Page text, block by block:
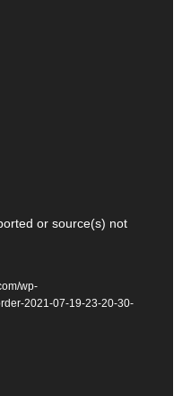
or source(s) not
wp-
2021-07-19-23-20-30-